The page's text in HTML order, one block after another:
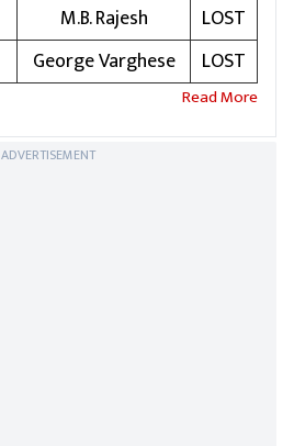
M.B. Rajesh
LOST
George Varghese LOST
ADVERTISEMENT